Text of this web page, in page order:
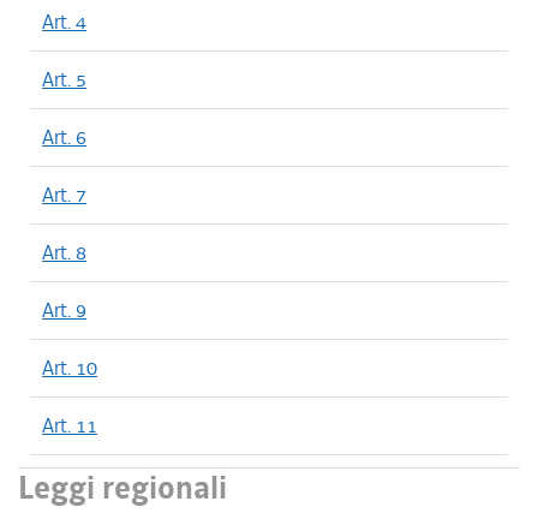
Art. 4
Art. 5
Art. 6
Art. 7
Art. 8
Art. 9
Art. 10
Art. 11
Leggi regionali